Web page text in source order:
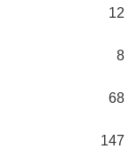
12
8
68
147